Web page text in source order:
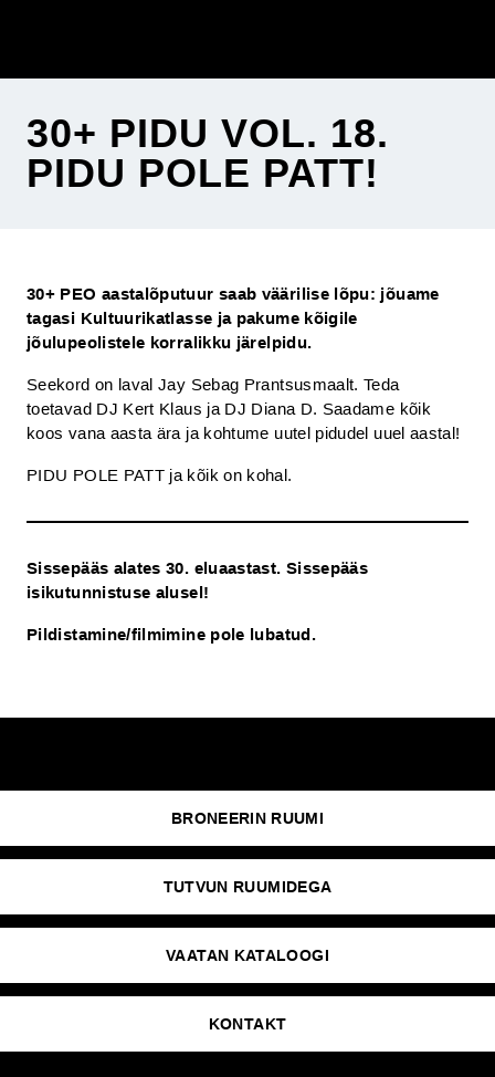
30+ PIDU VOL. 18.
PIDU POLE PATT!
30+ PEO aastalõputuur saab väärilise lõpu: jõuame
tagasi Kultuurikatlasse ja pakume kõigile
jõulupeolistele korralikku järelpidu.
Seekord on laval Jay Sebag Prantsusmaalt. Teda
toetavad DJ Kert Klaus ja DJ Diana D. Saadame kõik
koos vana aasta ära ja kohtume uutel pidudel uuel aastal!
PIDU POLE PATT ja kõik on kohal.
Sissepääs alates 30. eluaastast. Sissepääs
isikutunnistuse alusel!
Pildistamine/filmimine pole lubatud.
BRONEERIN RUUMI
TUTVUN RUUMIDEGA
VAATAN KATALOOGI
KONTAKT